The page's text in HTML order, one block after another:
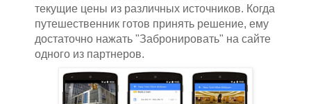
текущие цены из различных источников. Когда
путешественник готов принять решение, ему
достаточно нажать "Забронировать" на сайте
одного из партнеров.